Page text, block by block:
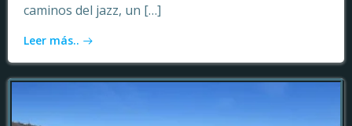
caminos del jazz, un […]
Leer más..